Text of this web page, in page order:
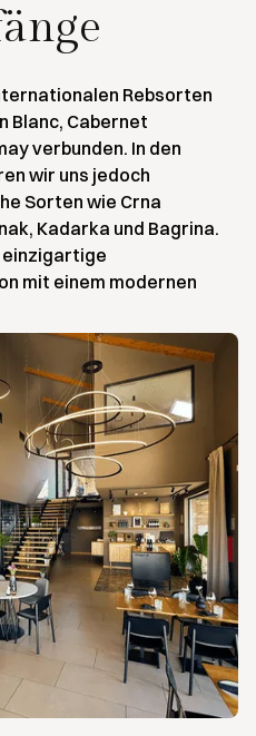
Rebsorten
Blanc, Cabernet
verbunden. In den
wir uns jedoch
Sorten wie Crna
Kadarka und Bagrina.
einzigartige
mit einem modernen